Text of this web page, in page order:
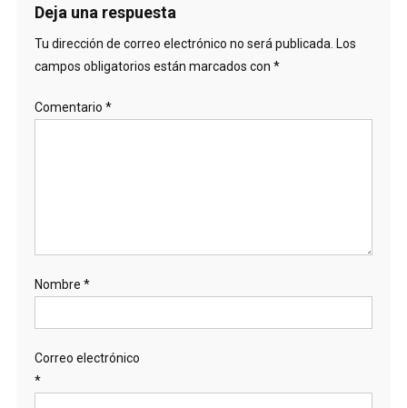
Deja una respuesta
Tu dirección de correo electrónico no será publicada. Los
campos obligatorios están marcados con *
Comentario *
Nombre *
Correo electrónico
*